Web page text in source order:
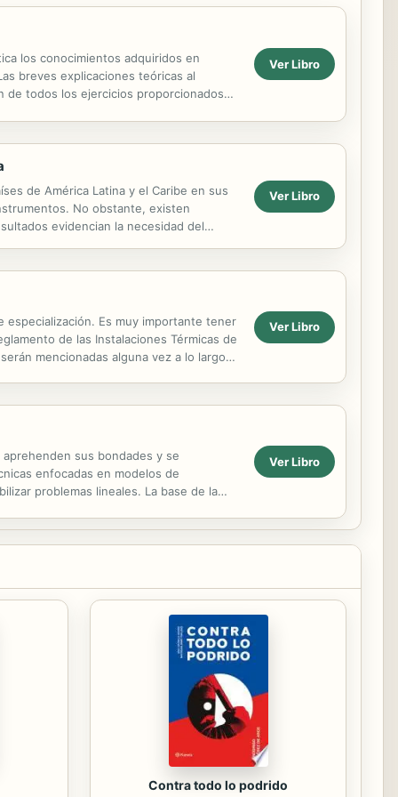
los conocimientos adquiridos en
breves explicaciones teóricas al
de todos los ejercicios proporcionados
Ver Libro
de América Latina y el Caribe en sus
No obstante, existen
evidencian la necesidad del
Ver Libro
Es muy importante tener
de las Instalaciones Térmicas de
mencionadas alguna vez a lo largo
Ver Libro
sus bondades y se
enfocadas en modelos de
problemas lineales. La base de la
Ver Libro
Contra todo lo podrido